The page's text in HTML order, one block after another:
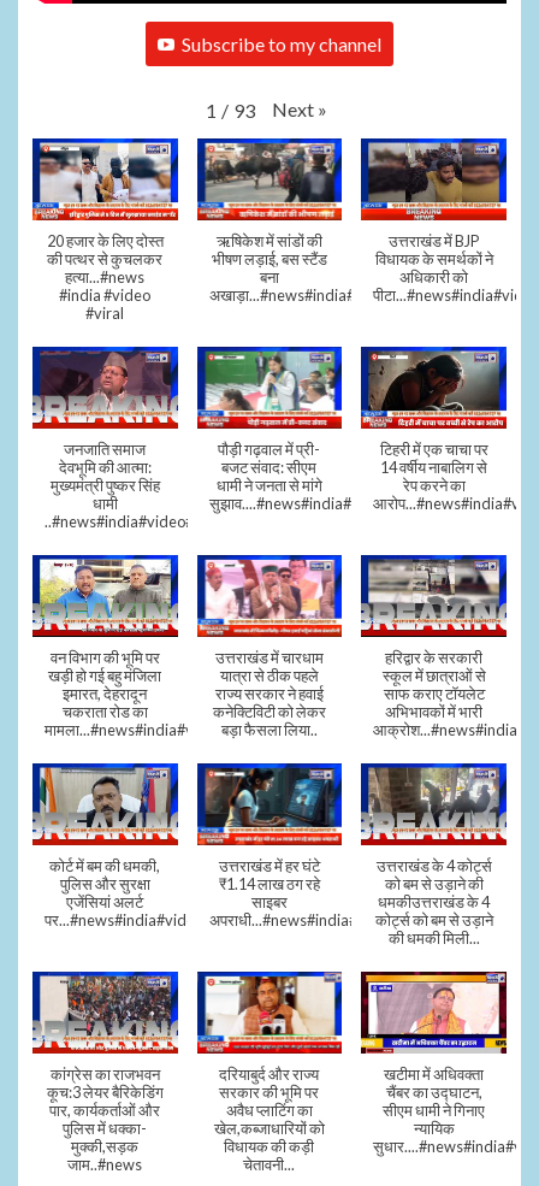
Subscribe to my channel
1 / 93 Next »
20 हजार के लिए दोस्त
की पत्थर से कुचलकर
हत्या...#news
#india #video
#viral
ऋषिकेश में सांडों की
भीषण लड़ाई, बस स्टैंड
बना
अखाड़ा...#news#india#video#viral
उत्तराखंड में BJP
विधायक के समर्थकों ने
अधिकारी को
जनजाति समाज
देवभूमि की आत्मा:
मुख्यमंत्री पुष्कर सिंह
धामी
..#news#india#video#viral
पौड़ी गढ़वाल में प्री-
बजट संवाद: सीएम
धामी ने जनता से मांगे
सुझाव....#news#india#video#viral
टिहरी में एक चाचा पर
14 वर्षीय नाबालिग से
रेप करने का
वन विभाग की भूमि पर
खड़ी हो गई बहु मंजिला
इमारत, देहरादून
चकराता रोड का
मामला...#news#india#video
उत्तराखंड में चारधाम
यात्रा से ठीक पहले
राज्य सरकार ने हवाई
कनेक्टिविटी को लेकर
बड़ा फैसला लिया..
हरिद्वार के सरकारी
स्कूल में छात्राओं से
साफ कराए टॉयलेट
अभिभावकों में भारी
आक्रोश...#news#india
कोर्ट में बम की धमकी,
पुलिस और सुरक्षा
एजेंसियां अलर्ट
पर...#news#india#video#viral
उत्तराखंड में हर घंटे
₹1.14 लाख ठग रहे
साइबर
अपराधी...#news#india#video#viral
उत्तराखंड के 4 कोर्ट्स
को बम से उड़ाने की
धमकीउत्तराखंड के 4
कोर्ट्स को बम से उड़ाने
की धमकी मिली...
कांग्रेस का राजभवन
कूच:3 लेयर बैरिकेडिंग
पार, कार्यकर्ताओं और
पुलिस में धक्का-
मुक्की,सड़क
जाम..#news
दरियाबुर्द और राज्य
सरकार की भूमि पर
अवैध प्लाटिंग का
खेल,कब्जाधारियों को
विधायक की कड़ी
चेतावनी...
खटीमा में अधिवक्ता
चैंबर का उद्घाटन,
सीएम धामी ने गिनाए
न्यायिक